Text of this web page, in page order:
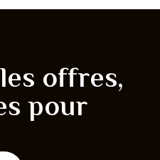
offres,
pour